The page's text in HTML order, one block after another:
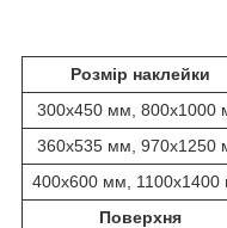
Розмір наклейки
300х450 мм, 800х1000
360х535 мм, 970х1250
400х600 мм, 1100х1400
Поверхня